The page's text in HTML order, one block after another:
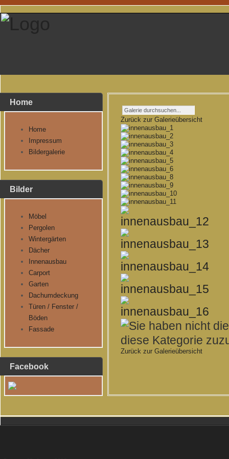
Home
Home
Impressum
Bildergalerie
Bilder
Möbel
Pergolen
Wintergärten
Dächer
Innenausbau
Carport
Garten
Dachumdeckung
Türen / Fenster /
Böden
Fassade
Facebook
Zurück zur Galerieübersicht
Zurück zur Galerieübersicht